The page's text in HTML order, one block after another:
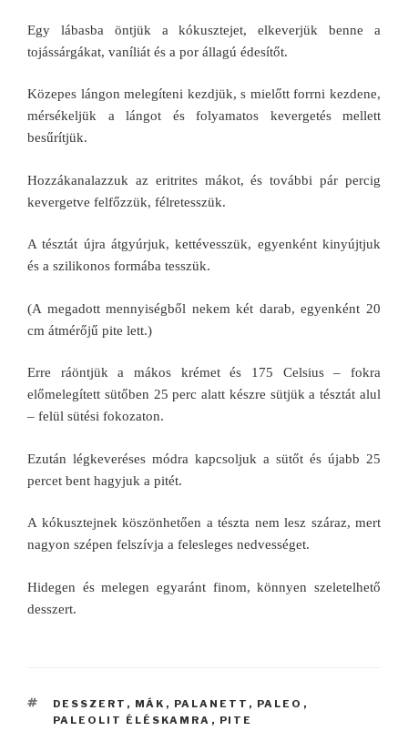
Egy lábasba öntjük a kókusztejet, elkeverjük benne a
tojássárgákat, vaníliát és a por állagú édesítőt.
Közepes lángon melegíteni kezdjük, s mielőtt forrni kezdene,
mérsékeljük a lángot és folyamatos kevergetés mellett
besűrítjük.
Hozzákanalazzuk az eritrites mákot, és további pár percig
kevergetve felfőzzük, félretesszük.
A tésztát újra átgyúrjuk, kettévesszük, egyenként kinyújtjuk
és a szilikonos formába tesszük.
(A megadott mennyiségből nekem két darab, egyenként 20
cm átmérőjű pite lett.)
Erre ráöntjük a mákos krémet és 175 Celsius – fokra
előmelegített sütőben 25 perc alatt készre sütjük a tésztát alul
– felül sütési fokozaton.
Ezután légkeveréses módra kapcsoljuk a sütőt és újabb 25
percet bent hagyjuk a pitét.
A kókusztejnek köszönhetően a tészta nem lesz száraz, mert
nagyon szépen felszívja a felesleges nedvességet.
Hidegen és melegen egyaránt finom, könnyen szeletelhető
desszert.
CÍMKÉK
DESSZERT , MÁK , PALANETT , PALEO ,
PALEOLIT ÉLÉSKAMRA , PITE